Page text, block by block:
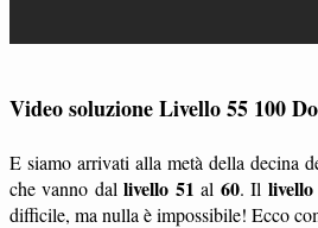
Video soluzione Livello 55 100
E siamo arrivati alla metà della decina
che vanno dallivello 51 al 60. Il
difficile, ma nulla è impossibile! Ecco